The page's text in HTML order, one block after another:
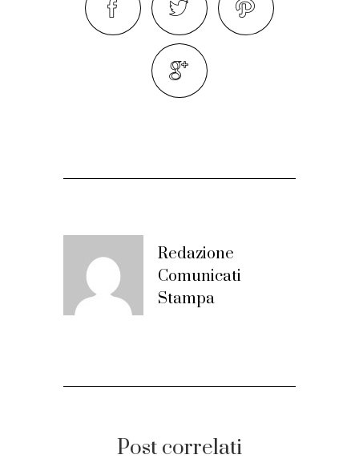
Redazione
Comunicati
Stampa
Post correlati